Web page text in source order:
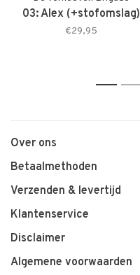
03: Alex (+stofomslag)
€29,95
1 2
Over ons
Betaalmethoden
Verzenden & levertijd
Klantenservice
Disclaimer
Algemene voorwaarden